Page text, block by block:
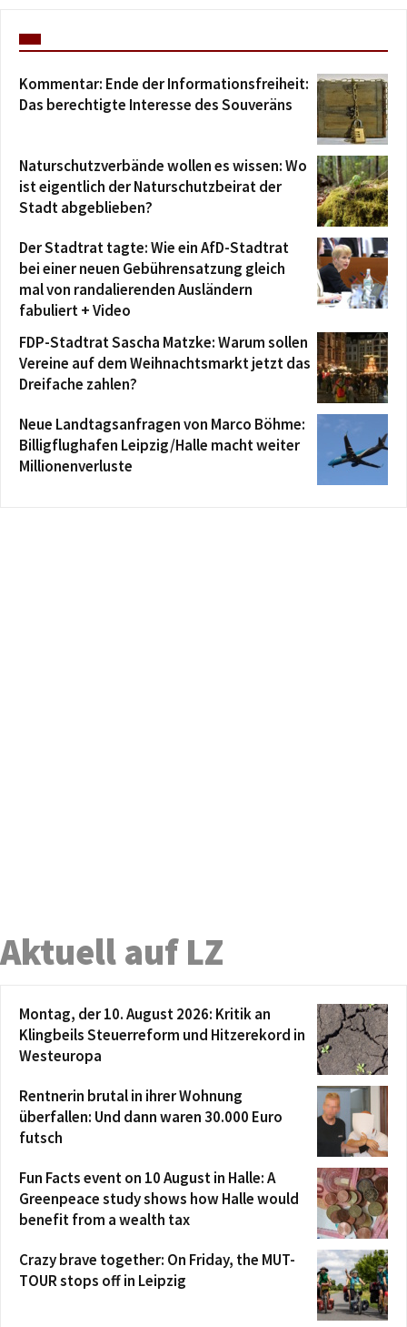
Kommentar: Ende der Informationsfreiheit:
Das berechtigte Interesse des Souveräns
Naturschutzverbände wollen es wissen: Wo
ist eigentlich der Naturschutzbeirat der
Stadt abgeblieben?
Der Stadtrat tagte: Wie ein AfD-Stadtrat
bei einer neuen Gebührensatzung gleich
mal von randalierenden Ausländern
fabuliert + Video
FDP-Stadtrat Sascha Matzke: Warum sollen
Vereine auf dem Weihnachtsmarkt jetzt das
Dreifache zahlen?
Neue Landtagsanfragen von Marco Böhme:
Billigflughafen Leipzig/Halle macht weiter
Millionenverluste
Aktuell auf LZ
Montag, der 10. August 2026: Kritik an
Klingbeils Steuerreform und Hitzerekord in
Westeuropa
Rentnerin brutal in ihrer Wohnung
überfallen: Und dann waren 30.000 Euro
futsch
Fun Facts event on 10 August in Halle: A
Greenpeace study shows how Halle would
benefit from a wealth tax
Crazy brave together: On Friday, the MUT-
TOUR stops off in Leipzig